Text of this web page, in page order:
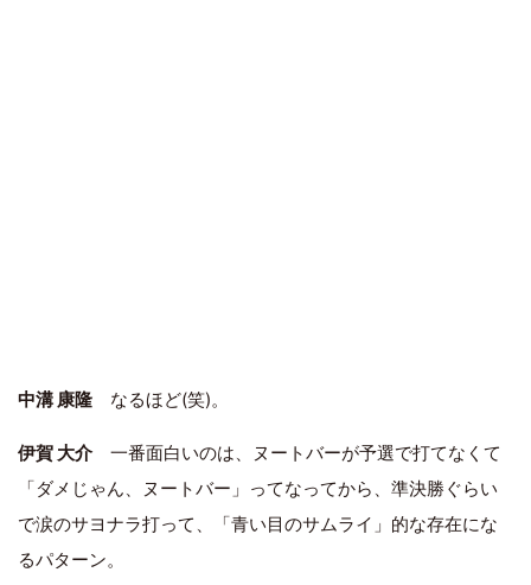
中溝 康隆 なるほど(笑)。
伊賀 大介一番面白いのは、ヌートバーが予選で打てなくて
「ダメじゃん、ヌートバー」ってなってから、準決勝ぐらい
で涙のサヨナラ打って、「青い目のサムライ」的な存在にな
るパターン。